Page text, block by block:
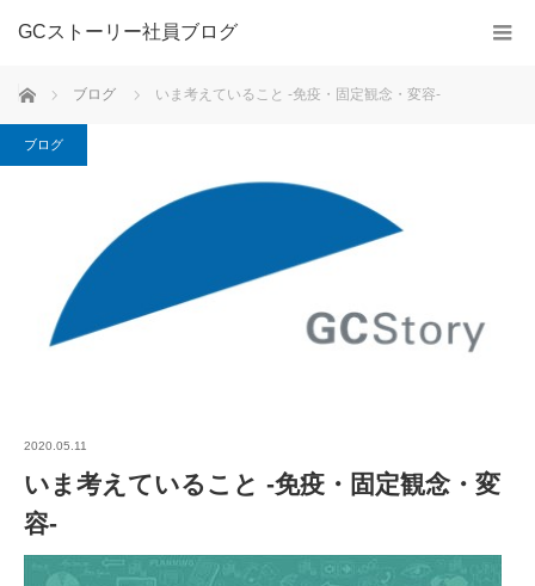
GCストーリー社員ブログ
ホーム ブログ いま考えていること -免疫・固定観念・変容-
ブログ
2020.05.11
いま考えていること -免疫・固定観念・変
容-